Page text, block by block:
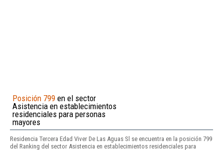
Posición 799 en el sector
Asistencia en establecimientos
residenciales para personas
mayores
Residencia Tercera Edad Viver De Las Aguas Sl se encuentra en la posición 799
del Ranking del sector Asistencia en establecimientos residenciales para